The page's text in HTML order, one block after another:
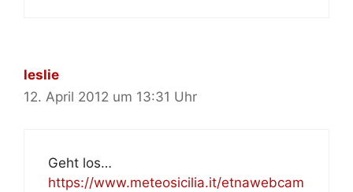
leslie
12. April 2012 um 13:31 Uhr
Geht los…
https://www.meteosicilia.it/etnawebcam